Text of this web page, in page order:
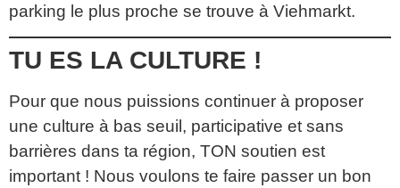
parking le plus proche se trouve à Viehmarkt.
TU ES LA CULTURE !
Pour que nous puissions continuer à proposer
une culture à bas seuil, participative et sans
barrières dans ta région, TON soutien est
important ! Nous voulons te faire passer un bon